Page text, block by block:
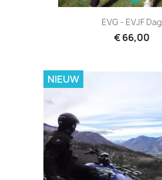
EVG - EVJF Dag
€ 66,00
NIEUW